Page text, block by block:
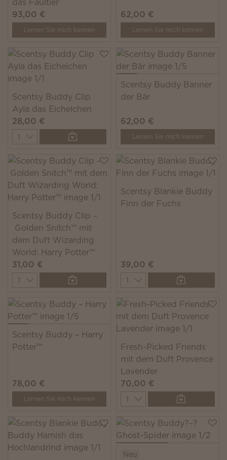
93,00 €
Lernen Sie mich kennen
62,00 €
Lernen Sie mich kennen
Scentsy Buddy Clip
Ayla das Eichelchen
28,00 €
Quantity
Scentsy Buddy Banner
der Bär
62,00 €
Lernen Sie mich kennen
Scentsy Buddy Clip –
Golden Snitch™ mit
dem Duft Wizarding
World: Harry Potter™
31,00 €
Quantity
Scentsy Blankie Buddy
Finn der Fuchs
39,00 €
Quantity
Scentsy Buddy – Harry
Potter™
78,00 €
Lernen Sie mich kennen
Fresh-Picked Friends
mit dem Duft Provence
Lavender
70,00 €
Quantity
Neu